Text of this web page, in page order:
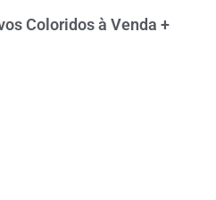
Coloridos à Venda +